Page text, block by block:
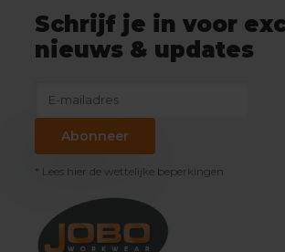
Schrijf je in voor
nieuws & updates
Abonneer
* Lees hier de wettelijke beperkingen